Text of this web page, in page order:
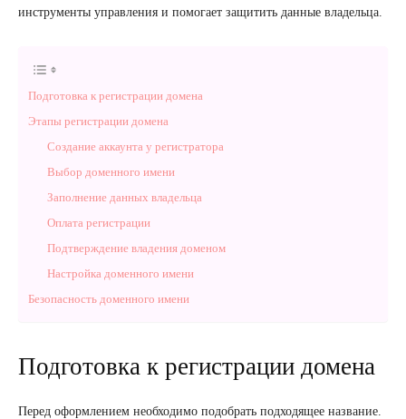
инструменты управления и помогает защитить данные владельца.
Подготовка к регистрации домена
Этапы регистрации домена
Создание аккаунта у регистратора
Выбор доменного имени
Заполнение данных владельца
Оплата регистрации
Подтверждение владения доменом
Настройка доменного имени
Безопасность доменного имени
Подготовка к регистрации домена
Перед оформлением необходимо подобрать подходящее название.